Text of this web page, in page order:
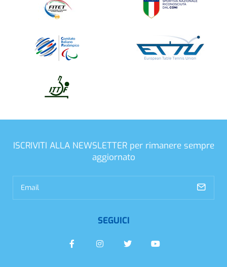
ISCRIVITI ALLA NEWSLETTER per rimanere sempre
aggiornato
SEGUICI